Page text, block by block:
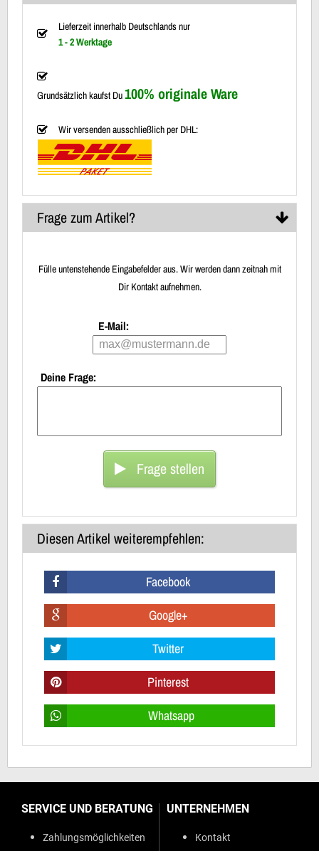
Lieferzeit innerhalb Deutschlands nur
1 - 2 Werktage
Grundsätzlich kaufst Du100% originale Ware
Wir versenden ausschließlich per DHL:
Frage zum Artikel?
Fülle untenstehende Eingabefelder aus. Wir werden dann zeitnah mit
Dir Kontakt aufnehmen.
E-Mail:
Deine Frage:
Frage stellen
Diesen Artikel weiterempfehlen:
Facebook
Google+
Twitter
Pinterest
Whatsapp
SERVICE UND BERATUNG
Zahlungsmöglichkeiten
UNTERNEHMEN
Kontakt